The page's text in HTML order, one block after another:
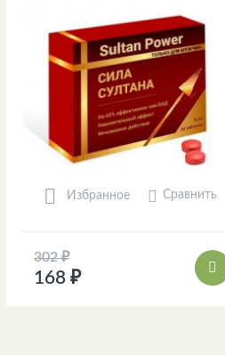
Избранное Сравнить
302 ₽
168 ₽